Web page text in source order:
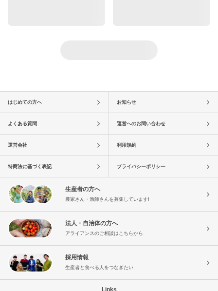
はじめての方へ お知らせ
よくある質問 運営へのお問い合わせ
運営会社 利用規約
特商法に基づく表記 プライバシーポリシー
生産者の方へ
農家さん・漁師さんを募集しています!
法人・自治体の方へ
アライアンスのご相談はこちらから
採用情報
生産者と食べる人をつなぎたい
Links